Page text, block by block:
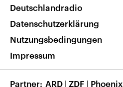
Nachrichten App
Frequenzen
Veranstaltungen
Musikliste
RSS
Barrierefreiheit
Deutschlandradio
Datenschutzerklärung
Nutzungsbedingungen
Impressum
Partner ARD | ZDF | Phoenix